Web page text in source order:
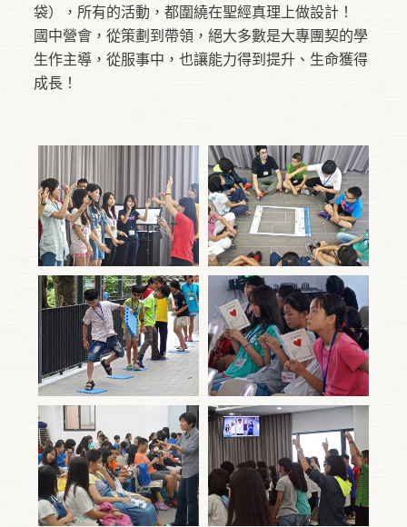
袋），所有的活動，都圍繞在聖經真理上做設計！
國中營會，從策劃到帶領，絕大多數是大專團契的學
生作主導，從服事中，也讓能力得到提升、生命獲得
成長！